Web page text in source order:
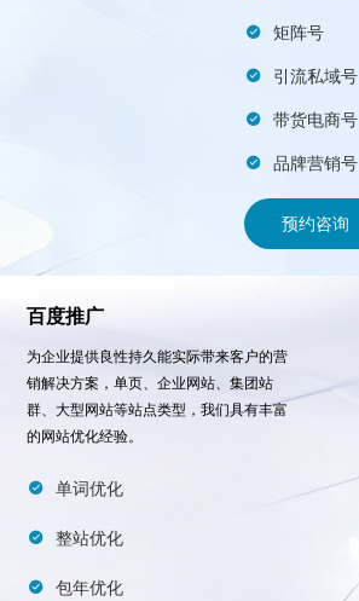
矩阵号
引流私域号
带货电商号
品牌营销号
预约咨询
百度推广
为企业提供良性持久能实际带来客户的营
销解决方案，单页、企业网站、集团站
群、大型网站等站点类型，我们具有丰富
的网站优化经验。
单词优化
整站优化
包年优化